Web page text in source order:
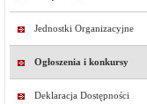
Jednostki Organizacyjne
Ogłoszenia i konkursy
Deklaracja Dostępności